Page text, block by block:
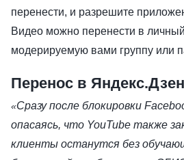
перенести, и разрешите
Видео можно перенести в личный
модерируемую вами группу или
Перенос в Яндекс.Дзен
«Сразу после блокировки
опасаясь, что YouTube также
клиенты останутся без